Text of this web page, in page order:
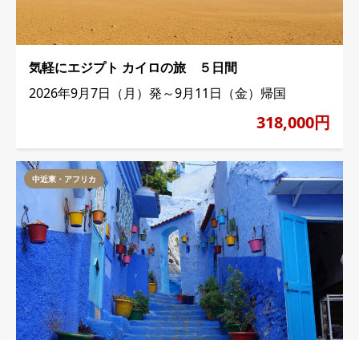
気軽にエジプト カイロの旅 ５日間
2026年9月7日（月）発～9月11日（金）帰国
318,000円
中近東・アフリカ